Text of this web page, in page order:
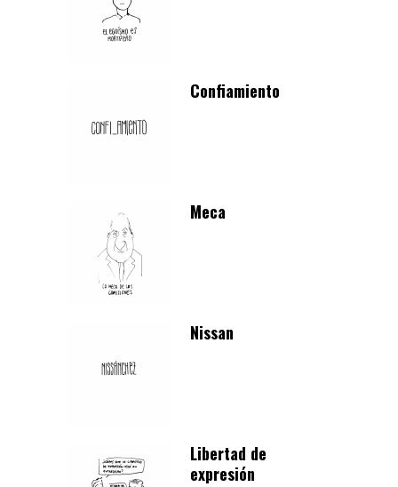
Confiamiento
Meca
Nissan
Libertad de
expresión